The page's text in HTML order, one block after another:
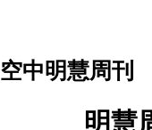
空中明慧周刊
明慧